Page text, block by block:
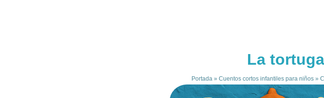
La
Portada » Cuentos cortos infantiles para niños »